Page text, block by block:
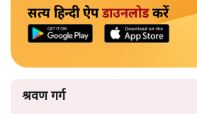
सत्य हिन्दी ऐपडाउनलोडकरें
श्रवण गर्ग